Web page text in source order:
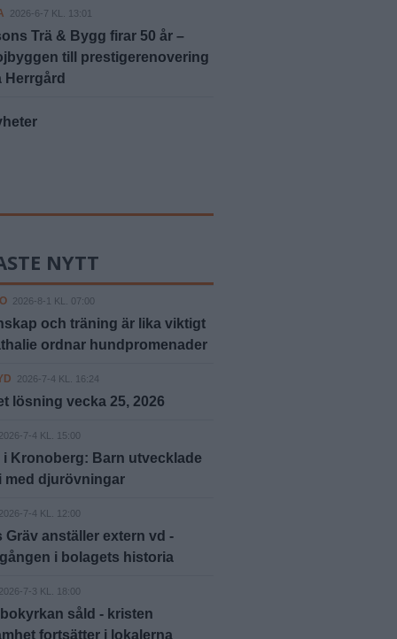
2026-6-7 KL. 13:01
Trä & Bygg firar 50 år –
till prestigerenovering
Herrgård
NYTT
2026-8-1 KL. 07:00
och träning är lika viktigt
ordnar hundpromenader
2026-7-4 KL. 16:24
lösning vecka 25, 2026
2026-7-4 KL. 15:00
i Kronoberg: Barn utvecklade
med djurövningar
2026-7-4 KL. 12:00
Gräv anställer extern vd -
i bolagets historia
2026-7-3 KL. 18:00
såld - kristen
fortsätter i lokalerna